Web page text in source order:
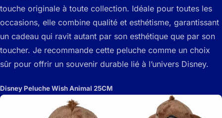
touche originale à toute collection. Idéale pour toutes les
occasions, elle combine qualité et esthétisme, garantissant
un cadeau qui ravit autant par son esthétique que par son
toucher. Je recommande cette peluche comme un choix
sûr pour offrir un souvenir durable lié à l’univers Disney.
Disney Peluche Wish Animal 25CM